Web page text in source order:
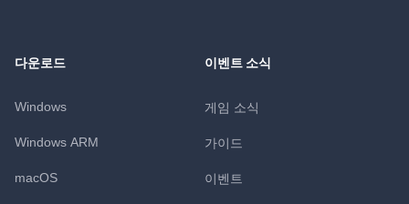
다운로드
Windows
Windows ARM
macOS
이벤트 소식
게임 소식
가이드
이벤트